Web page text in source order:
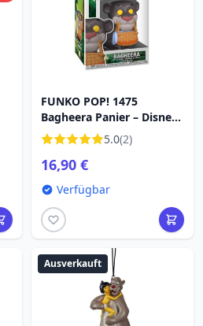
FUNKO POP! 1475
Bagheera Panier – Disney
Dschungelbuch
5.0(2)
16,90 €
Verfügbar
Ausverkauft